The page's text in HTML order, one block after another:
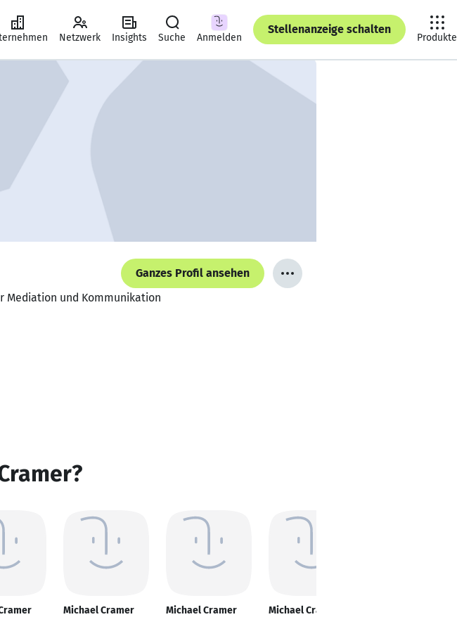
Netzwerk Insights Suche Anmelden
Stellenanzeige schalten
Produkte
Ganzes Profil ansehen
Mediation und Kommunikation
Michael Cramer Michael Cramer Michael Cramer